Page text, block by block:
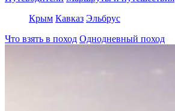
Крым Кавказ Эльбрус
Что взять в поход Однодневный поход